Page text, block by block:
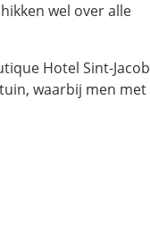
wel over alle
Hotel Sint-Jacob
waarbij men met